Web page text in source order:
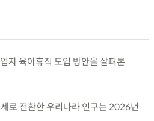
자 육아휴직 도입 방안을 살펴본
로 전환한 우리나라 인구는 2026년